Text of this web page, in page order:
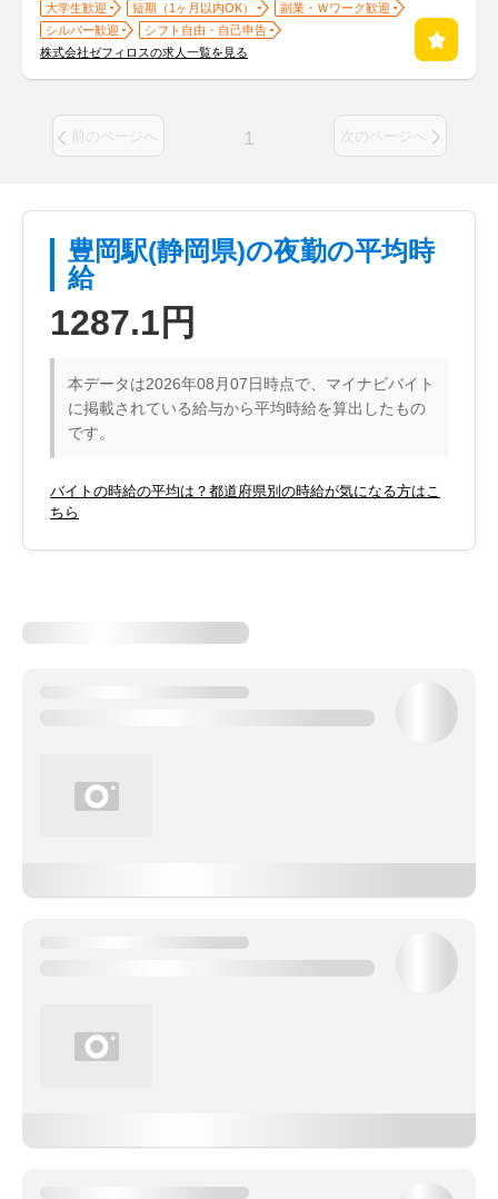
大学生歓迎 短期（1ヶ月以内OK）
副業・Ｗワーク歓迎
シルバー歓迎
シフト自由・自己申告
株式会社ゼフィロスの求人一覧を見る
前のページへ 1 次のページへ
豊岡駅(静岡県)の夜勤の平均時
給
1287.1円
本データは2026年08月07日時点で、マイナビバイト
に掲載されている給与から平均時給を算出したもの
です。
バイトの時給の平均は？都道府県別の時給が気になる方はこ
ちら